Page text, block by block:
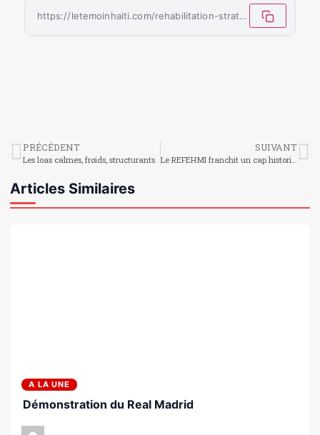
https://letemoinhaiti.com/rehabilitation-strategique-de-la-route-de-grand-gosier-un-engagement-pour-un-avenir-durable/
PRÉCÉDENT
Les loas calmes, froids, structurants
SUIVANT
Articles Similaires
A LA UNE
Démonstration du Real Madrid